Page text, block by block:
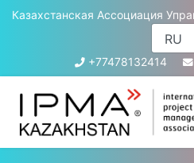
Казахстанская Ассоциация
+77478132414